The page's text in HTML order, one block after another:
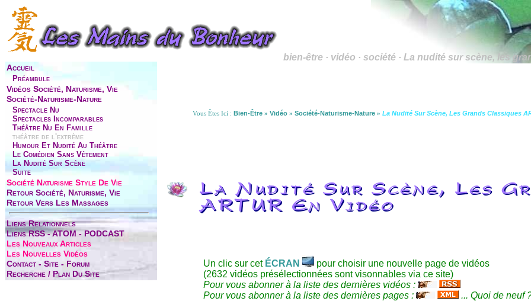
bien-être · vidéo · société · La nudité sur scène, les
Accueil
Préambule
Vidéos Société, Naturisme, Vie
Société-Naturisme-Nature
Spectacle Nu
Spectacles Incomparables
Théâtre Nu En Famille
théâtre de l'extrême
Humour Et Nudité Au Théâtre
Le Comédien Sans Vêtement
La Nudité Sur Scène
Suite
Société Naturisme Style De Vie
Retour Société, Naturisme, Vie
Retour Vers Les Massages
Liens Relationnels
Liens RSS - ATOM - PODCAST
Les Nouveaux Articles
Les Nouvelles Vidéos
Contact - Site - Forum
Recherche / Plan Du Site
Vous Êtes Ici : Bien-Être » Vidéo » Société-Naturisme-Nature » La Nudité Sur Scène, Les Grands Classiques
La Nudité Sur Scène, Les
ARTUR En Vidéo
Un clic sur cet ÉCRAN
pour choisir une nouvelle page de vidéos
(2632 vidéos présélectionnées sont visonnables via ce site)
Pour vous abonner à la liste des dernières vidéos :
Pour vous abonner à la liste des dernières pages :
... Quoi de neuf